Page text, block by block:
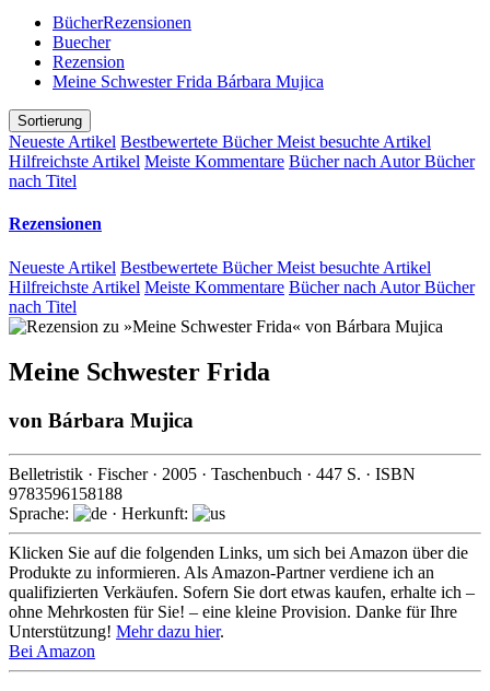
BücherRezensionen
Buecher
Rezension
Meine Schwester Frida Bárbara Mujica
Sortierung
Neueste Artikel Bestbewertete BücherMeist besuchte Artikel
Hilfreichste Artikel Meiste Kommentare Bücher nach AutorBücher
nach Titel
Rezensionen
Neueste Artikel Bestbewertete BücherMeist besuchte Artikel
Hilfreichste Artikel Meiste Kommentare Bücher nach AutorBücher
nach Titel
Meine Schwester Frida
von Bárbara Mujica
Belletristik · Fischer· 2005 · Taschenbuch · 447 S. · ISBN
9783596158188
Sprache:
· Herkunft:
Klicken Sie auf die folgenden Links, um sich bei Amazon über die
Produkte zu informieren. Als Amazon-Partner verdiene ich an
qualifizierten Verkäufen. Sofern Sie dort etwas kaufen, erhalte ich –
ohne Mehrkosten für Sie! – eine kleine Provision. Danke für Ihre
Unterstützung! Mehr dazu hier.
Bei Amazon